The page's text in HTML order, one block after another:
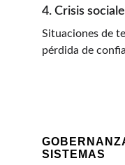
4. Crisis
Situaciones de
pérdida de